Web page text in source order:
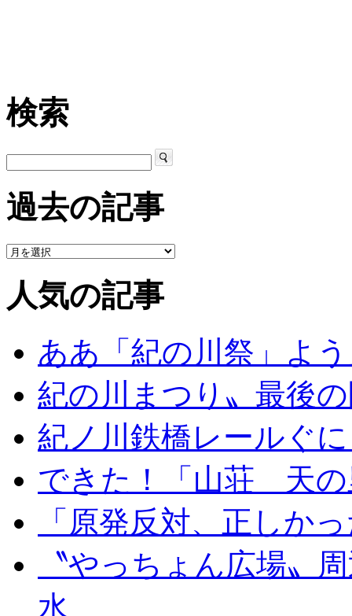
検索
過去の記事
人気の記事
ああ「紀の川祭」よ
紀の川まつり〟最後
紀ノ川鉄橋レールぐ
できた！「山荘 天の
「原発反対、正しか
〝やっちょん広場〟
水